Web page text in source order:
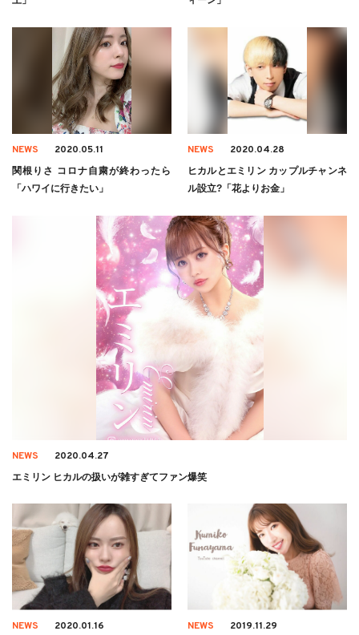
NEWS 2020.05.11
関根りさ コロナ自粛が終わったら
「ハワイに行きたい」
NEWS 2020.04.28
ヒカルとエミリン カップルチャンネ
ル設立?「花よりお金」
NEWS 2020.04.27
エミリン ヒカルの扱いが雑すぎてファン爆笑
NEWS 2020.01.16 NEWS 2019.11.29